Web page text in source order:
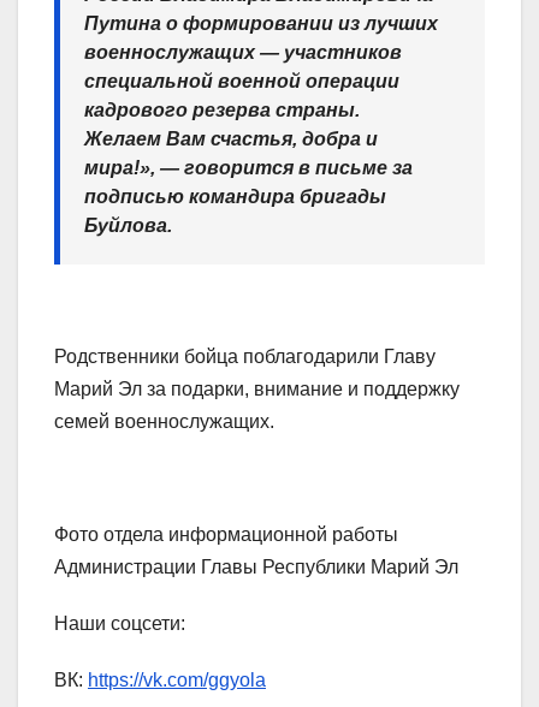
Путина о формировании из лучших
военнослужащих — участников
специальной военной операции
кадрового резерва страны.
Желаем Вам счастья, добра и
мира!», — говорится в письме за
подписью командира бригады
Буйлова.
Родственники бойца поблагодарили Главу
Марий Эл за подарки, внимание и поддержку
семей военнослужащих.
Фото отдела информационной работы
Администрации Главы Республики Марий Эл
Наши соцсети:
ВК: https://vk.com/ggyola